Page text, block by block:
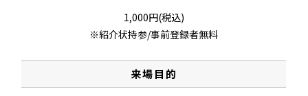
1,000円(税込)
※紹介状持参/事前登録者無料
来場目的